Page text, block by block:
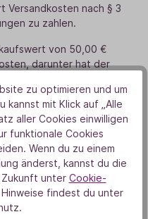
Versandkosten nach § 3
zu zahlen.
von 50,00 €
darunter hat der
von 80,00 €
darunter hat der
von 10,00 € brutto
mit der Lieferung.
kein
zu optimieren und um
kannst mit Klick auf „Alle
aller Cookies einwilligen
funktionale Cookies
Wenn du zu einem
änderst, kannst du die
unter Cookie-
findest du unter